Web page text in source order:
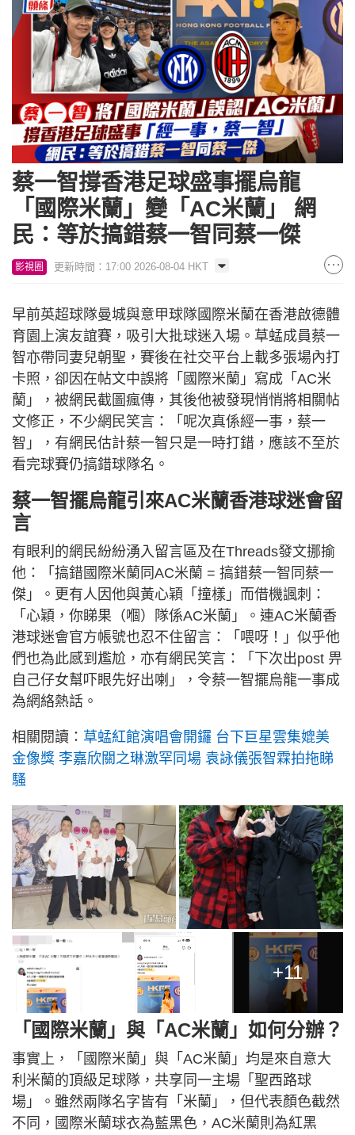
蔡一智撐香港足球盛事擺烏龍
「國際米蘭」變「AC米蘭」 網
民：等於搞錯蔡一智同蔡一傑
影視圈 更新時間：17:00 2026-08-04 HKT
早前英超球隊曼城與意甲球隊國際米蘭在香港啟德體
育園上演友誼賽，吸引大批球迷入場。草蜢成員蔡一
智亦帶同妻兒朝聖，賽後在社交平台上載多張場內打
卡照，卻因在帖文中誤將「國際米蘭」寫成「AC米
蘭」，被網民截圖瘋傳，其後他被發現悄悄將相關帖
文修正，不少網民笑言：「呢次真係經一事，蔡一
智」，有網民估計蔡一智只是一時打錯，應該不至於
看完球賽仍搞錯球隊名。
蔡一智擺烏龍引來AC米蘭香港球迷會留
言
有眼利的網民紛紛湧入留言區及在Threads發文挪揄
他：「搞錯國際米蘭同AC米蘭 = 搞錯蔡一智同蔡一
傑」。更有人因他與黃心穎「撞樣」而借機諷刺：
「心穎，你睇果（嗰）隊係AC米蘭」。連AC米蘭香
港球迷會官方帳號也忍不住留言：「喂呀！」似乎他
們也為此感到尷尬，亦有網民笑言：「下次出post 畀
自己仔女幫吓眼先好出喇」，令蔡一智擺烏龍一事成
為網絡熱話。
相關閱讀： 草蜢紅館演唱會開鑼 台下巨星雲集媲美
金像獎 李嘉欣關之琳激罕同場 袁詠儀張智霖拍拖睇
騷
+11
「國際米蘭」與「AC米蘭」如何分辦？
事實上，「國際米蘭」與「AC米蘭」均是來自意大
利米蘭的頂級足球隊，共享同一主場「聖西路球
場」。雖然兩隊名字皆有「米蘭」，但代表顏色截然
不同，國際米蘭球衣為藍黑色，AC米蘭則為紅黑